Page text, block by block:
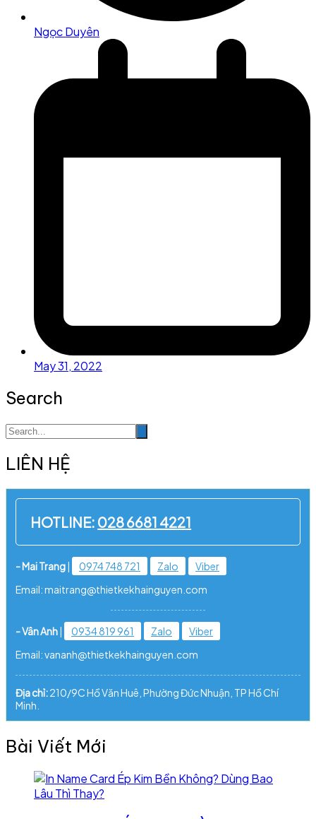
Ngọc Duyên
May 31, 2022
Search
LIÊN HỆ
HOTLINE: 028 6681 4221
- Mai Trang| 0974 748 721 Zalo
Viber
Email: maitrang@thietkekhainguyen.com
- Vân Anh| 0934 819 961 Zalo
Viber
Email: vananh@thietkekhainguyen.com
Địa chỉ:210/9C Hồ Văn Huê, Phường Đức Nhuận, TP Hồ Chí
Minh.
Bài Viết Mới